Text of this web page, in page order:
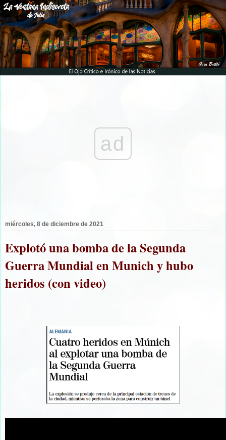
ad
miércoles, 8 de diciembre de 2021
Explotó una bomba de la Segunda
Guerra Mundial en Munich y hubo
heridos (con video)